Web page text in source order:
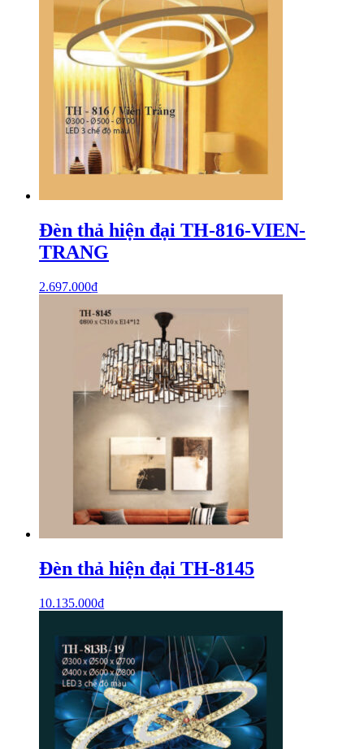
Đèn thả hiện đại TH-816-VIEN-
TRANG
2.697.000₫
Đèn thả hiện đại TH-8145
10.135.000₫